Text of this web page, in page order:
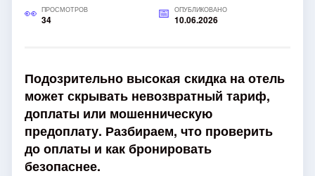
ПРОСМОТРОВ
34
ОПУБЛИКОВАНО
10.06.2026
Подозрительно высокая скидка на отель
может скрывать невозвратный тариф,
доплаты или мошенническую
предоплату. Разбираем, что проверить
до оплаты и как бронировать
безопаснее.